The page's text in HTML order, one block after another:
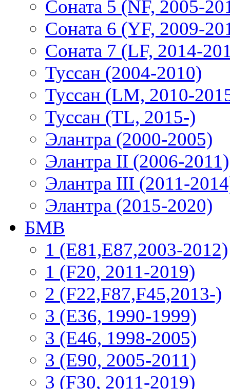
Соната 5 (NF, 2005-
Соната 6 (YF, 2009-
Соната 7 (LF, 2014-
Туссан (2004-2010)
Туссан (LM, 2010-
Туссан (TL, 2015-)
Элантра (2000-2005)
Элантра II (2006-2011)
Элантра III (2011-
Элантра (2015-2020)
БМВ
1 (E81,E87,2003-2012)
1 (F20, 2011-2019)
2 (F22,F87,F45,2013-)
3 (Е36, 1990-1999)
3 (E46, 1998-2005)
3 (E90, 2005-2011)
3 (F30, 2011-2019)